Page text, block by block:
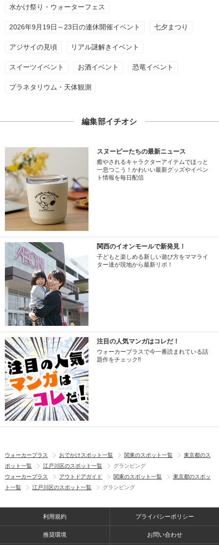
水かけ祭り・ウォーターフェス
2026年9月19日～23日の連休開催イベント 七夕まつり
アジサイの見頃 リアル謎解きイベント
スイーツイベント お酒イベント 恐竜イベント
プラネタリウム・天体観測
編集部イチオシ
スヌーピーたちの最新ニュース
癒やされるキャラクターアイテムでほっと
一息つこう！かわいい最新グッズやイベン
ト情報を毎日配信
関西のイオンモールで新発見！
子どもと楽しめる新しい遊び方をママライ
ター達が現地から最新リポ！
注目の人気マンガはコレだ！
ウォーカープラスで今一番読まれている話
題作をチェック!!
ウォーカープラス おでかけスポット一覧 関東のスポット一覧
東京都のス
ポット一覧
江戸川区のスポット一覧
グランピング
ウォーカープラス
アウトドアガイド 関東のスポット一覧
東京都のスポッ
ト一覧
江戸川区のスポット一覧 グランピング
利用規約 プライバシーポリシー
推奨環境 お問い合わせ